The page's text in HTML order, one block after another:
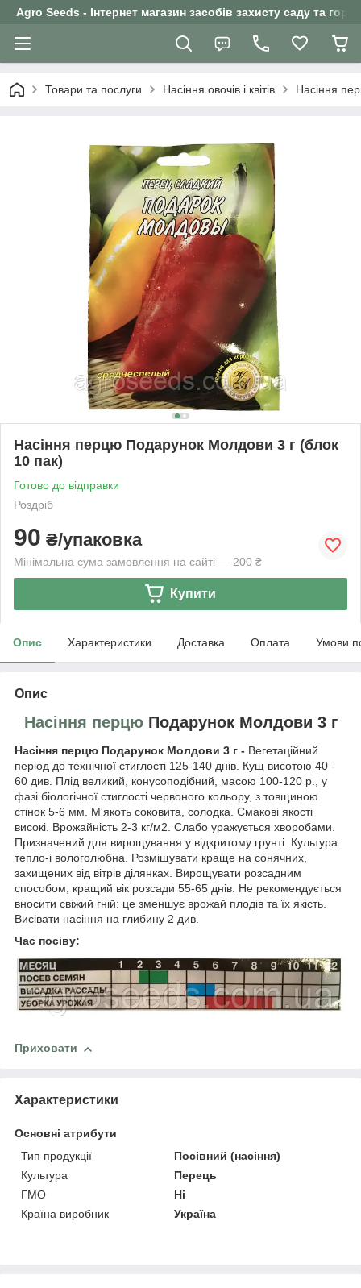
Agro Seeds - Інтернет магазин засобів захисту саду та
Товари та послуги Насіння овочів і квітів Насіння
Насіння перцю Подарунок Молдови 3 г (блок
10 пак)
Готово до відправки
Роздріб
90 ₴/упаковка
Мінімальна сума замовлення на сайті — 200 ₴
Купити
Опис Характеристики Доставка Оплата Умови
Опис
Насіння перцюПодарунок Молдови 3 г
Насіння перцю Подарунок Молдови 3 г - Вегетаційний
період до технічної стиглості 125-140 днів. Кущ висотою 40 -
60 див. Плід великий, конусоподібний, масою 100-120 р., у
фазі біологічної стиглості червоного кольору, з товщиною
стінок 5-6 мм. М'якоть соковита, солодка. Смакові якості
високі. Врожайність 2-3 кг/м2. Слабо уражується хворобами.
Призначений для вирощування у відкритому грунті. Культура
тепло-і вологолюбна. Розміщувати краще на сонячних,
захищених від вітрів ділянках. Вирощувати розсадним
способом, кращий вік розсади 55-65 днів. Не рекомендується
вносити свіжий гній: це зменшує врожай плодів та їх якість.
Висівати насіння на глибину 2 див.
Час посіву:
Приховати
Характеристики
Основні атрибути
Тип продукції
Посівний (насіння)
Культура
Перець
ГМО
Ні
Країна виробник
Україна